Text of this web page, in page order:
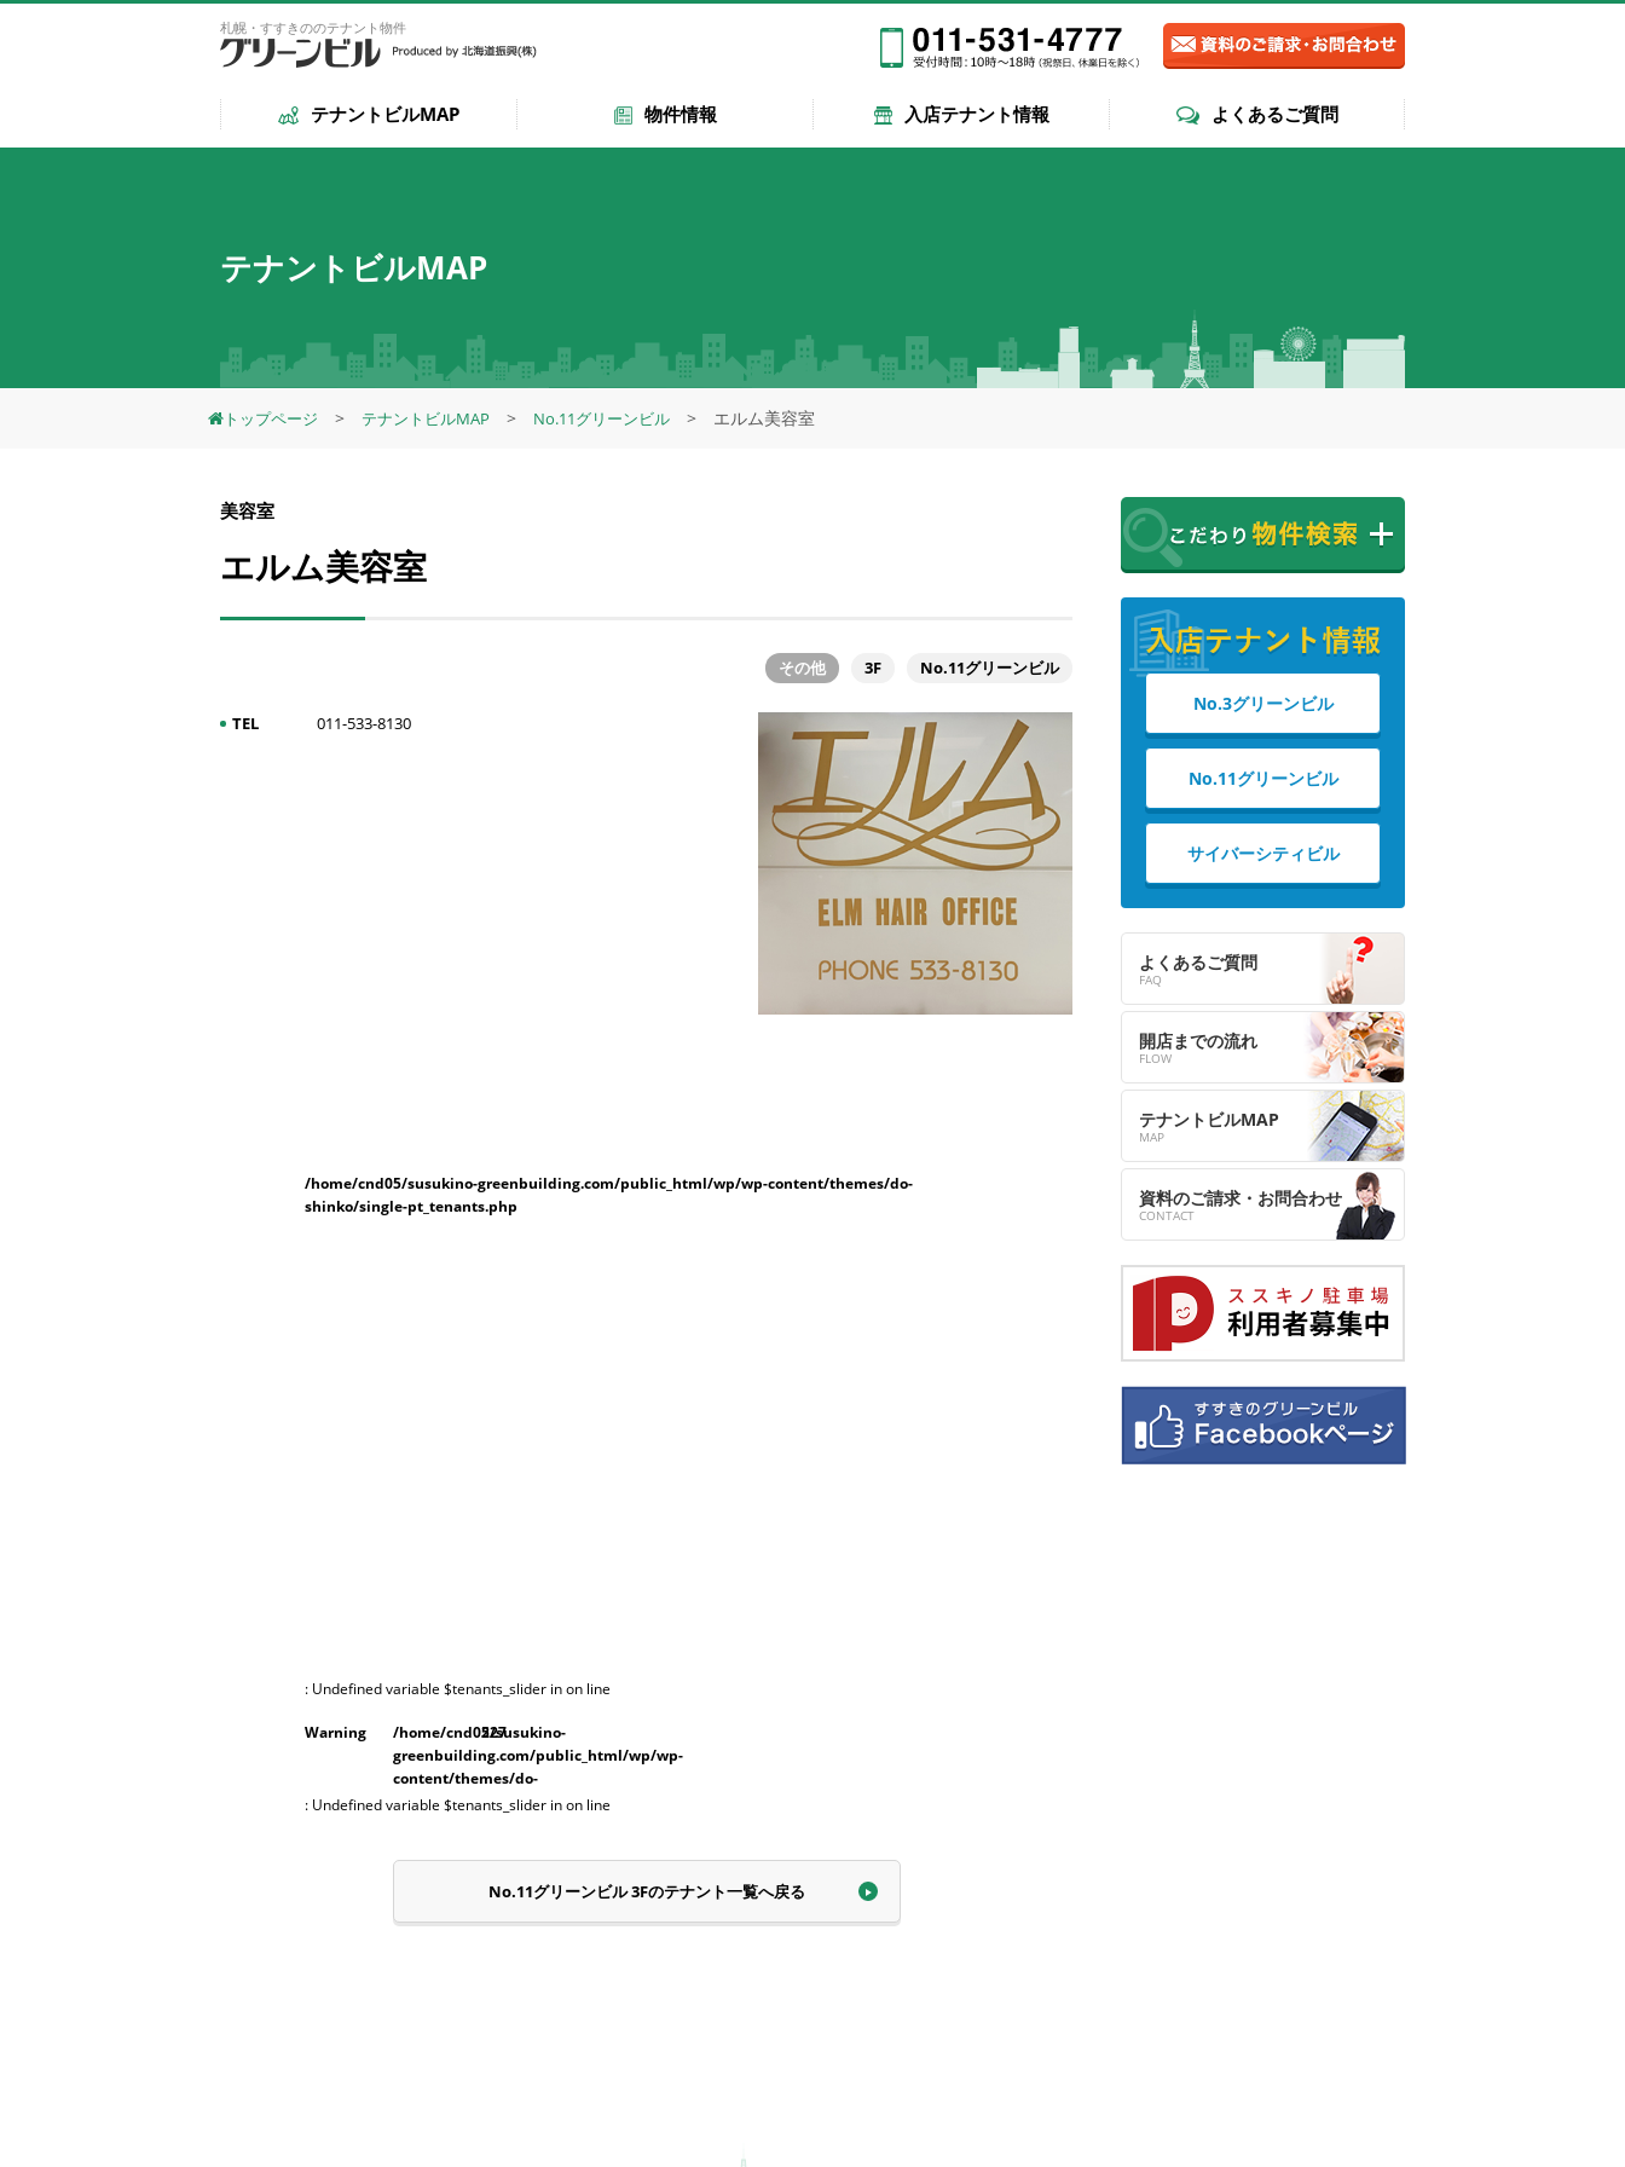
札幌・すすきののテナント物件
テナントビルMAP 物件情報 入店テナント情報 よくあるご質問
テナントビルMAP
トップページ テナントビルMAP No.11グリーンビル エルム美容室
美容室
エルム美容室
その他 3F No.11グリーンビル
TEL 011-533-8130
/home/cnd05/susukino-greenbuilding.com/public_html/wp/wp-content/themes/do-
shinko/single-pt_tenants.php
: Undefined variable $tenants_slider inon line
Warning
/home/cnd05/susukino-
greenbuilding.com/public_html/wp/wp-
content/themes/do-
shinko/single-
227
: Undefined variable $tenants_slider inon line
No.11グリーンビル3Fのテナント一覧へ戻る
No.3グリーンビル
No.11グリーンビル
サイバーシティビル
よくあるご質問
開店までの流れ
テナントビルMAP
資料のご請求・お問合わせ